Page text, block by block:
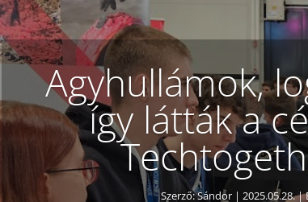
Agyhullámok,
így látták a
Szerző:Sándor| 2025.05.28.|